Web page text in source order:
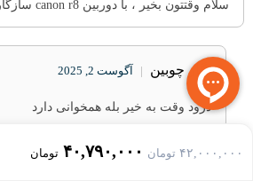
سلام وقتتون بخیر ، با دوربین canon r8 سازگار هستش؟
نگار چوبین | آگوست 2, 2025
درود وقت به خیر بله همخوانی دارد
۴۲,۰۰۰,۰۰۰ تومان
Original
۴۰,۷۹۰,۰۰۰ تومان